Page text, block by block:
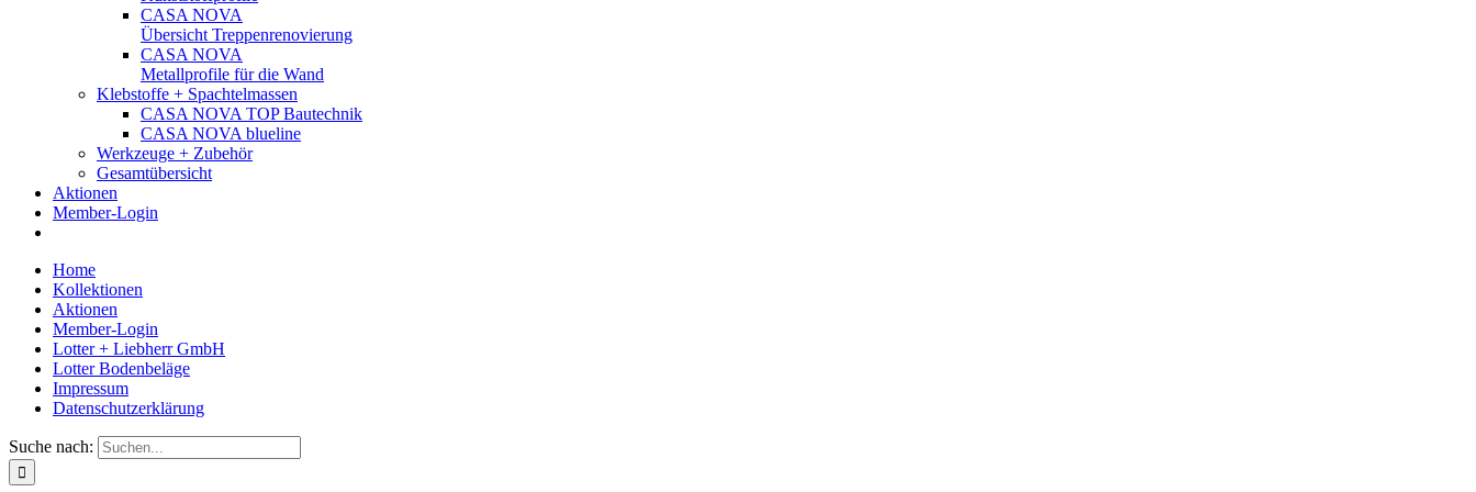
CASA NOVA
Übersicht Treppenrenovierung
CASA NOVA
Metallprofile für die Wand
Klebstoffe + Spachtelmassen
CASA NOVA TOP Bautechnik
CASA NOVA blueline
Werkzeuge + Zubehör
Gesamtübersicht
Aktionen
Member-Login
Home
Kollektionen
Aktionen
Member-Login
Lotter + Liebherr GmbH
Lotter Bodenbeläge
Impressum
Datenschutzerklärung
Suche nach: